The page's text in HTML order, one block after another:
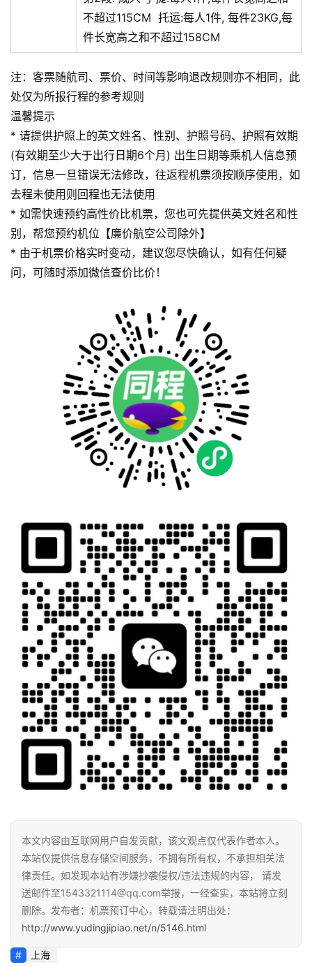
不超过115CM 托运:每人1件, 每件23KG,每
件长宽高之和不超过158CM
注：客票随航司、票价、时间等影响退改规则亦不相同，此
处仅为所报行程的参考规则
温馨提示
* 请提供护照上的英文姓名、性别、护照号码、护照有效期
(有效期至少大于出行日期6个月) 出生日期等乘机人信息预
订，信息一旦错误无法修改，往返程机票须按顺序使用，如
去程未使用则回程也无法使用
* 如需快速预约高性价比机票，您也可先提供英文姓名和性
别，帮您预约机位【廉价航空公司除外】
* 由于机票价格实时变动，建议您尽快确认，如有任何疑
问，可随时添加微信查价比价！
本文内容由互联网用户自发贡献，该文观点仅代表作者本人。
本站仅提供信息存储空间服务，不拥有所有权，不承担相关法
律责任。如发现本站有涉嫌抄袭侵权/违法违规的内容， 请发
送邮件至1543321114@qq.com举报，一经查实，本站将立刻
删除。发布者：机票预订中心，转载请注明出处：
http://www.yudingjipiao.net/n/5146.html
上海